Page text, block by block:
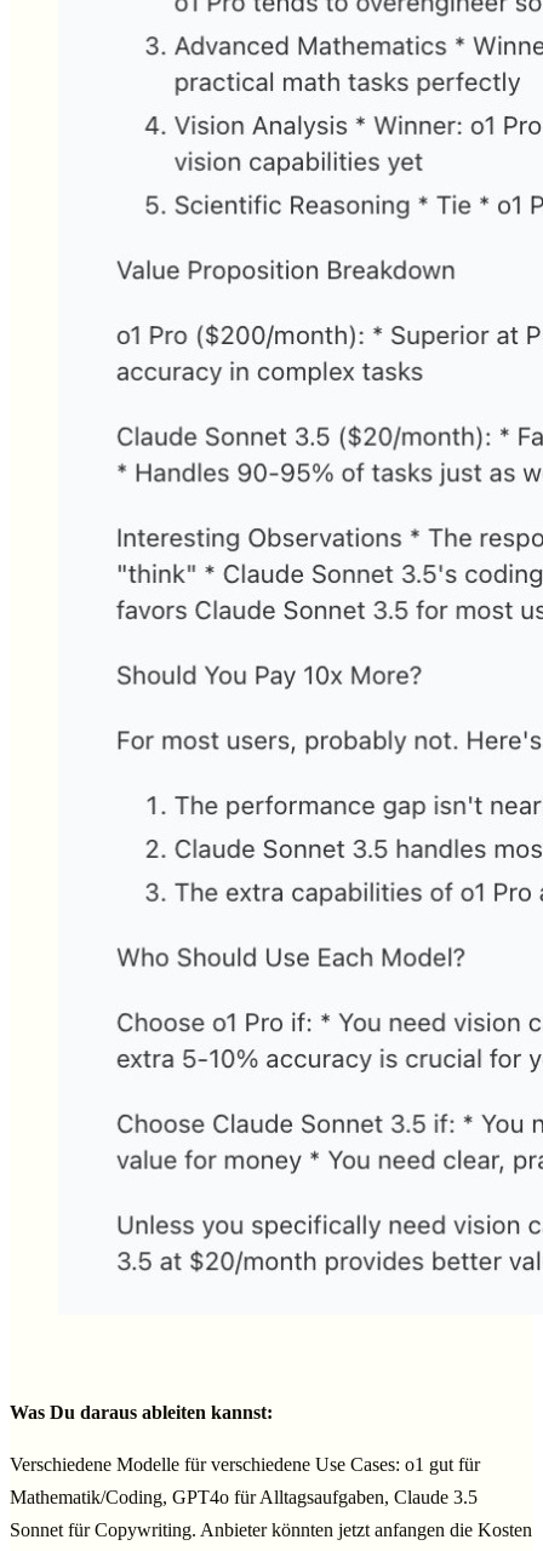
Was Du daraus ableiten kannst:
Verschiedene Modelle für verschiedene Use Cases: o1 gut für
Mathematik/Coding, GPT4o für Alltagsaufgaben, Claude 3.5
Sonnet für Copywriting. Anbieter könnten jetzt anfangen die Kosten